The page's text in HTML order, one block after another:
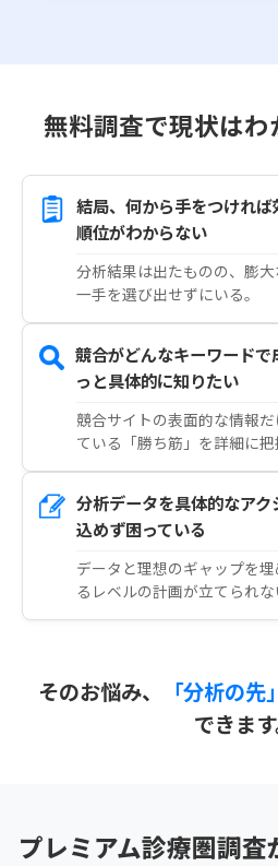
無料調査で現状は
結局、何から手をつけれ
順位がわからない
分析結果は出たものの、膨
一手を選び出せずにいる。
競合がどんなキーワード
っと具体的に知りたい
競合サイトの表面的な情報
ている「勝ち筋」を詳細に把
分析データを具体的なア
込めず困っている
データと理想のギャップを
るレベルの計画が立てられな
そのお悩み、 「分析の先」
できます
プレミアム診療圏調